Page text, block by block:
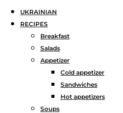
UKRAINIAN
RECIPES
Breakfast
Salads
Аppetizer
Cold appetizer
Sandwiches
Hot appetizers
Soups